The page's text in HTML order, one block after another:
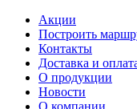
Акции
Построить
Контакты
Доставка и
О продукции
Новости
О компании